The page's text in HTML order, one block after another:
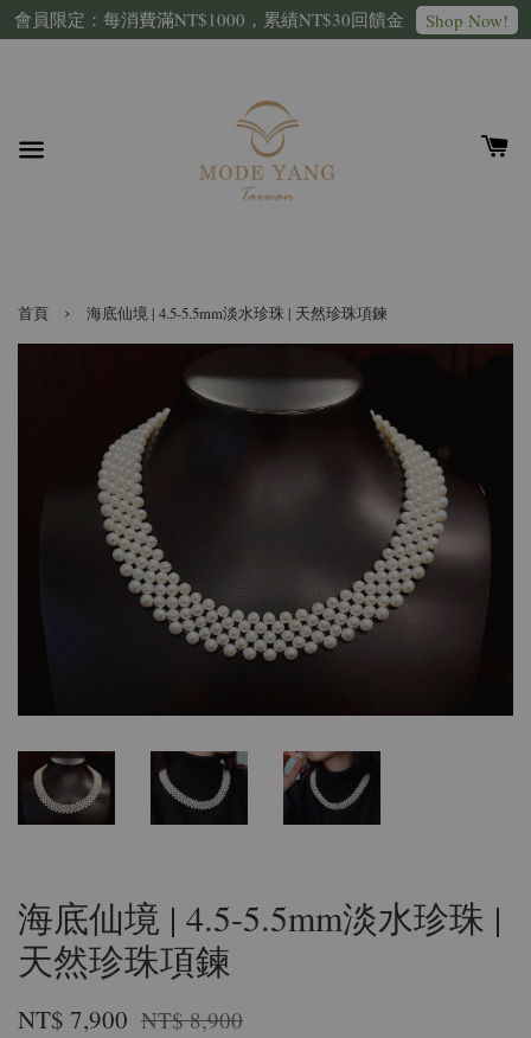
會員限定：每消費滿NT$1000，累績NT$30回饋金 Shop Now!
首頁 › 海底仙境 | 4.5-5.5mm淡水珍珠 | 天然珍珠項鍊
海底仙境 | 4.5-5.5mm淡水珍珠 |
天然珍珠項鍊
NT$ 7,900 NT$ 8,900